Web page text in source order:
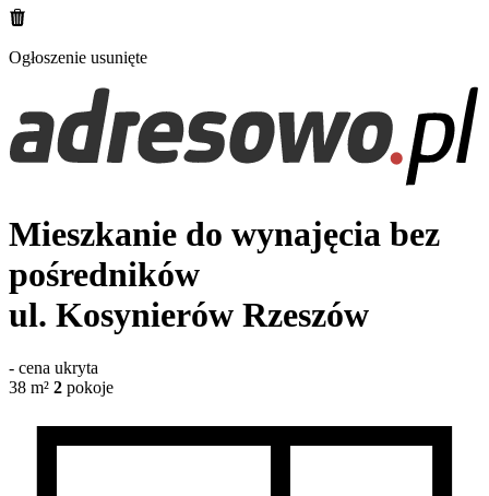
Ogłoszenie usunięte
Mieszkanie do wynajęcia bez
pośredników
ul. Kosynierów Rzeszów
- cena ukryta
38 m² 2 pokoje